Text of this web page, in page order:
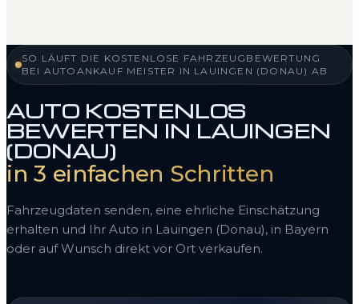
SO LÄUFT DIE KOSTENLOSE FAHRZEUGBEWERTUNG
BEI AUTOANKAUF MEISTER IN LAUINGEN (DONAU) AB
AUTO KOSTENLOS
BEWERTEN IN LAUINGEN
(DONAU)
in 3 einfachen Schritten
Fahrzeugdaten senden, eine ehrliche Einschätzung
erhalten und Ihr Auto in Lauingen (Donau), in Bayern
oder auf Wunsch direkt vor Ort verkaufen.